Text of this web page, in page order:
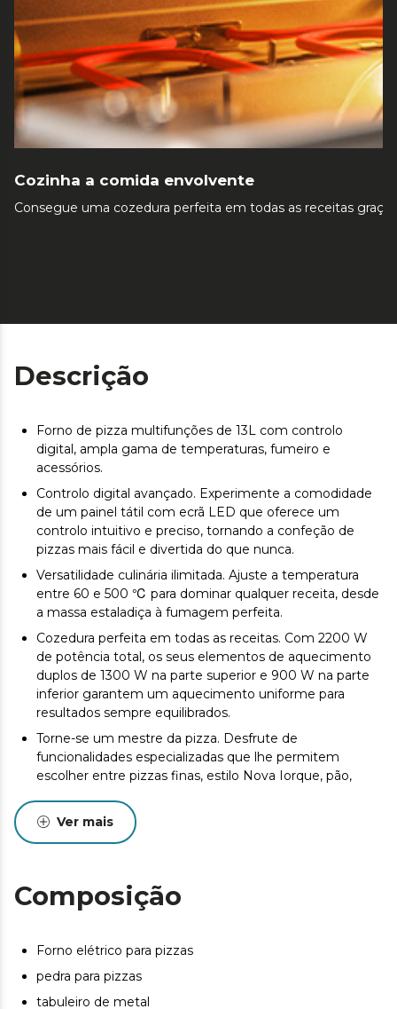
Cozinha a comida envolvente
Consegue uma cozedura perfeita em todas as receitas
Descrição
Forno de pizza multifunções de 13L com controlo
digital, ampla gama de temperaturas, fumeiro e
acessórios.
Controlo digital avançado. Experimente a comodidade
de um painel tátil com ecrã LED que oferece um
controlo intuitivo e preciso, tornando a confeção de
pizzas mais fácil e divertida do que nunca.
Versatilidade culinária ilimitada. Ajuste a temperatura
entre 60 e 500 ℃ para dominar qualquer receita, desde
a massa estaladiça à fumagem perfeita.
Cozedura perfeita em todas as receitas. Com 2200 W
de potência total, os seus elementos de aquecimento
duplos de 1300 W na parte superior e 900 W na parte
inferior garantem um aquecimento uniforme para
resultados sempre equilibrados.
Torne-se um mestre da pizza. Desfrute de
funcionalidades especializadas que lhe permitem
escolher entre pizzas finas, estilo Nova Iorque, pão,
os seus desejos e criatividade.
Versatilidade total. Desfrute de todas as suas funções,
Fumado gourmet em casa. Transforme as suas receitas
que irá deliciar os seus sentidos.
Ele prepara pizzas sem parar. Active o modo de
especialista em pizzas para 30 minutos de
Ver mais
Composição
Forno elétrico para pizzas
pedra para pizzas
tabuleiro de metal